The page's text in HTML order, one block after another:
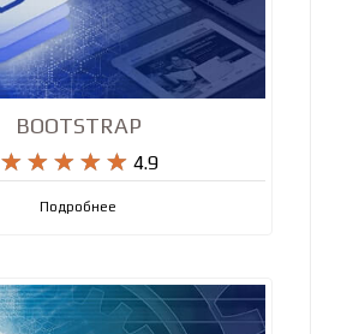
BOOTSTRAP
    
     4.9
Подробнее